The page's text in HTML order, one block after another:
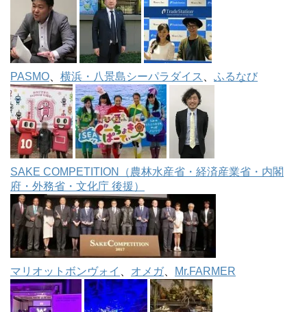
PASMO 横浜・八景島シーパラダイス ふるなび
SAKE COMPETITION（農林水産省・経済産業省・内閣
府・外務省・文化庁 後援）
マリオットボンヴォイ オメガ、 Mr.FARMER